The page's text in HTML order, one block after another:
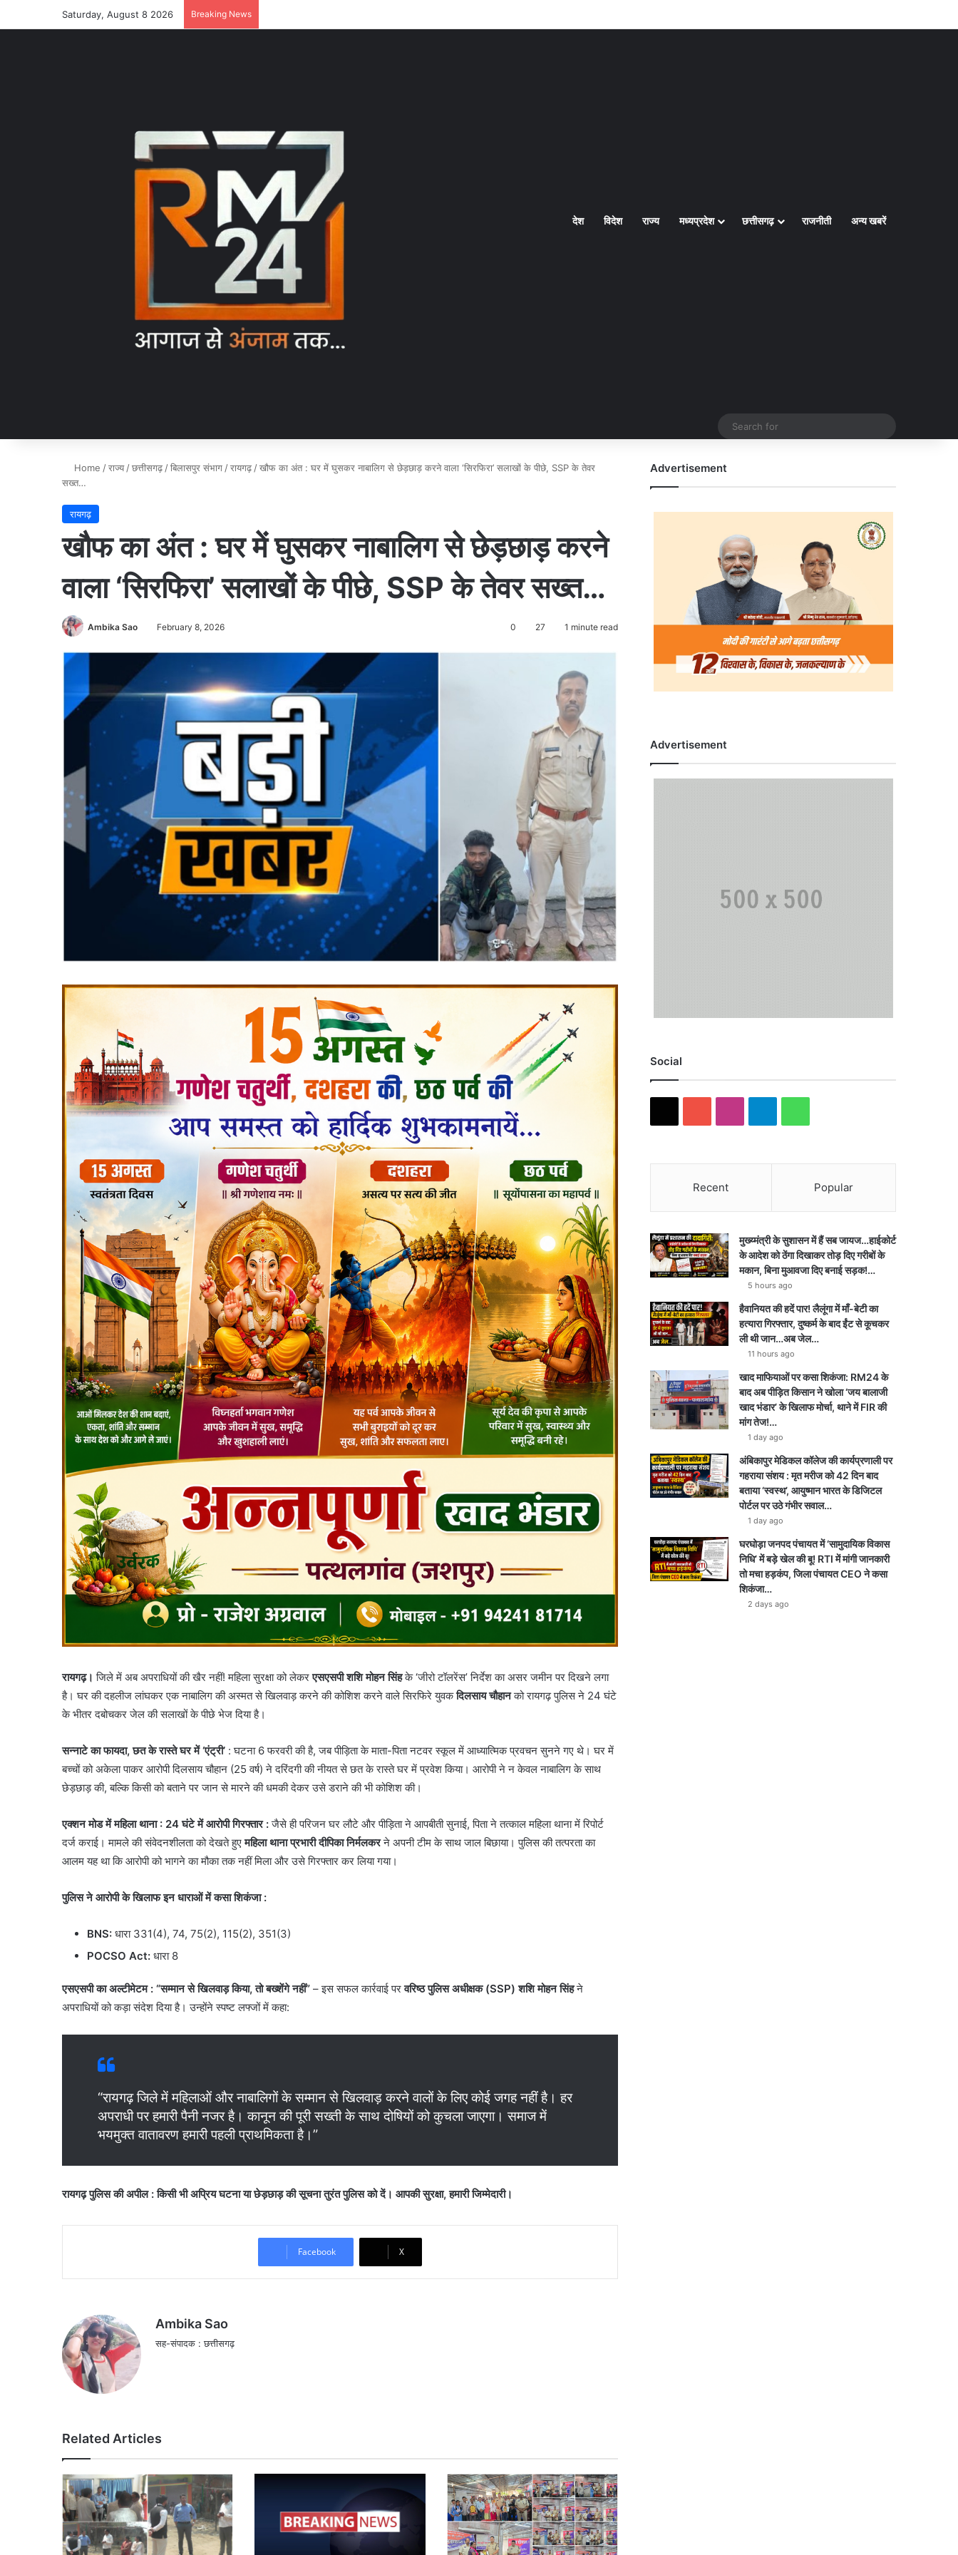
Saturday, August 8 2026 Breaking News
Homeदेश विदेश राज्य मध्यप्रदेश छत्तीसगढ़ राजनीती अन्य खबरें
Home /राज्य /छत्तीसगढ़ /बिलासपुर संभाग /रायगढ़ /खौफ का अंत : घर में घुसकर नाबालिग से छेड़छाड़ करने वाला ‘सिरफिरा’ सलाखों के पीछे, SSP के तेवर
सख्त…
रायगढ़
खौफ का अंत : घर में घुसकर नाबालिग से छेड़छाड़ करने
वाला ‘सिरफिरा’ सलाखों के पीछे, SSP के तेवर सख्त…
Ambika Sao February 8, 2026 0 27 1 minute read
रायगढ़। जिले में अब अपराधियों की खैर नहीं! महिला सुरक्षा को लेकरएसएसपी शशि मोहन सिंहके ‘जीरो टॉलरेंस’ निर्देश का असर जमीन पर दिखने लगा
है। घर की दहलीज लांघकर एक नाबालिग की अस्मत से खिलवाड़ करने की कोशिश करने वाले सिरफिरे युवकदिलसाय चौहानको रायगढ़ पुलिस ने 24 घंटे
के भीतर दबोचकर जेल की सलाखों के पीछे भेज दिया है।
सन्नाटे का फायदा, छत के रास्ते घर में ‘एंट्री’ : घटना 6 फरवरी की है, जब पीड़िता के माता-पिता नटवर स्कूल में आध्यात्मिक प्रवचन सुनने गए थे। घर में
बच्चों को अकेला पाकर आरोपी दिलसाय चौहान (25 वर्ष) ने दरिंदगी की नीयत से छत के रास्ते घर में प्रवेश किया। आरोपी ने न केवल नाबालिग के साथ
छेड़छाड़ की, बल्कि किसी को बताने पर जान से मारने की धमकी देकर उसे डराने की भी कोशिश की।
एक्शन मोड में महिला थाना : 24 घंटे में आरोपी गिरफ्तार :जैसे ही परिजन घर लौटे और पीड़िता ने आपबीती सुनाई, पिता ने तत्काल महिला थाना में रिपोर्ट
दर्ज कराई। मामले की संवेदनशीलता को देखते हुएमहिला थाना प्रभारी दीपिका निर्मलकरने अपनी टीम के साथ जाल बिछाया। पुलिस की तत्परता का
आलम यह था कि आरोपी को भागने का मौका तक नहीं मिला और उसे गिरफ्तार कर लिया गया।
पुलिस ने आरोपी के खिलाफ इन धाराओं में कसा शिकंजा :
BNS: धारा 331(4), 74, 75(2), 115(2), 351(3)
POCSO Act: धारा 8
एसएसपी का अल्टीमेटम : “सम्मान से खिलवाड़ किया, तो बख्शेंगे नहीं” – ​इस सफल कार्रवाई परवरिष्ठ पुलिस अधीक्षक (SSP) शशि मोहन सिंहने
अपराधियों को कड़ा संदेश दिया है। उन्होंने स्पष्ट लफ्जों में कहा:
“रायगढ़ जिले में महिलाओं और नाबालिगों के सम्मान से खिलवाड़ करने वालों के लिए कोई जगह नहीं है। हर
अपराधी पर हमारी पैनी नजर है। कानून की पूरी सख्ती के साथ दोषियों को कुचला जाएगा। समाज में
भयमुक्त वातावरण हमारी पहली प्राथमिकता है।”
रायगढ़ पुलिस की अपील :किसी भी अप्रिय घटना या छेड़छाड़ की सूचना तुरंत पुलिस को दें। आपकी सुरक्षा, हमारी जिम्मेदारी।
Facebook X
Ambika Sao
सह-संपादक : छत्तीसगढ़
Related Articles
Advertisement
Advertisement
Social
Recent Popular
मुख्य्मंत्री के सुशासन में हैं सब जायज…हाईकोर्ट
के आदेश को ठेंगा दिखाकर तोड़ दिए गरीबों के
मकान, बिना मुआवजा दिए बनाई सड़क!…
5 hours ago
हैवानियत की हदें पार! लैलूंगा में माँ-बेटी का
हत्यारा गिरफ्तार, दुष्कर्म के बाद ईंट से कूचकर
ली थी जान…अब जेल…
11 hours ago
खाद माफियाओं पर कसा शिकंजा: RM24 के
बाद अब पीड़ित किसान ने खोला ‘जय बालाजी
खाद भंडार’ के खिलाफ मोर्चा, थाने में FIR की
मांग तेज!…
1 day ago
अंबिकापुर मेडिकल कॉलेज की कार्यप्रणाली पर
गहराया संशय : मृत मरीज को 42 दिन बाद
बताया ‘स्वस्थ’, आयुष्मान भारत के डिजिटल
पोर्टल पर उठे गंभीर सवाल…
1 day ago
घरघोड़ा जनपद पंचायत में ‘सामुदायिक विकास
निधि’ में बड़े खेल की बू! RTI में मांगी जानकारी
तो मचा हड़कंप, जिला पंचायत CEO ने कसा
शिकंजा…
2 days ago